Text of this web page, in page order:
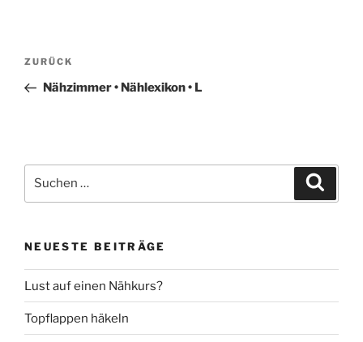
Beitragsnavigation
Vorheriger
Beitrag
ZURÜCK
Nähzimmer • Nählexikon • L
nach:
NEUESTE BEITRÄGE
Lust auf einen Nähkurs?
Topflappen häkeln